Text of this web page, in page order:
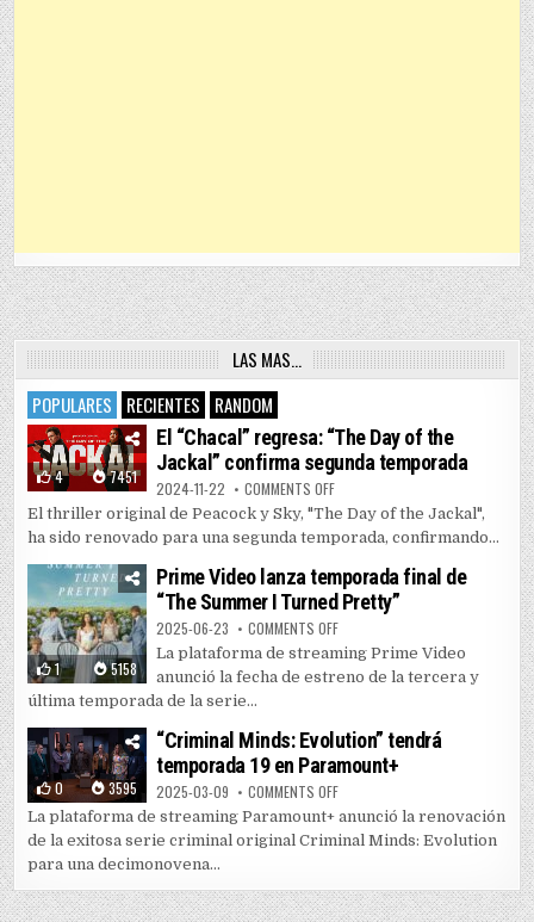
LAS MAS…
POPULARES
RECIENTES RANDOM
4 7451
El “Chacal” regresa: “The Day of the
Jackal” confirma segunda temporada
2024-11-22 COMMENTS OFFON EL “CHACAL” REGRESA: “THE
El thriller original de Peacock y Sky, "The Day of the Jackal",
ha sido renovado para una segunda temporada, confirmando...
1 5158
Prime Video lanza temporada final de
“The Summer I Turned Pretty”
2025-06-23 COMMENTS OFFON PRIME VIDEO LANZA
La plataforma de streaming Prime Video
anunció la fecha de estreno de la tercera y
última temporada de la serie...
0 3595
“Criminal Minds: Evolution” tendrá
temporada 19 en Paramount+
2025-03-09 COMMENTS OFFON “CRIMINAL MINDS:
La plataforma de streaming Paramount+ anunció la renovación
de la exitosa serie criminal original Criminal Minds: Evolution
para una decimonovena...